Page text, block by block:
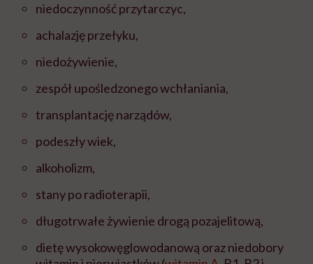
niedoczynność przytarczyc,
achalazję przełyku,
niedożywienie,
zespół upośledzonego wchłaniania,
transplantację narządów,
podeszły wiek,
alkoholizm,
stany po radioterapii,
długotrwałe żywienie drogą pozajelitową,
dietę wysokowęglowodanową oraz niedobory